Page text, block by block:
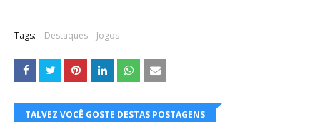
Tags: Destaques Jogos
TALVEZ VOCÊ GOSTE DESTAS POSTAGENS